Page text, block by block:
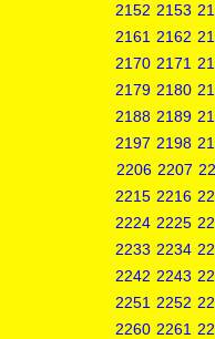
2152 2153
2161 2162
2170 2171
2179 2180
2188 2189
2197 2198
2206 2207
2215 2216
2224 2225
2233 2234
2242 2243
2251 2252
2260 2261